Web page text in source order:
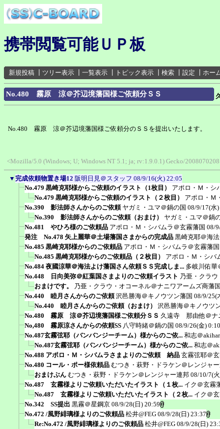
携帯閲覧可能ＵＰ板
新規投稿 ツリー表示 一覧表示 トピック表示 検索 設定 ホー
No.480 霧原 涼＠芥辺境藩国様ご依頼分ＳＳ
No.480 霧原 涼＠芥辺境藩国様ご依頼分のＳＳを提出いたします。
<Mozilla/5.0 (Windows; U; Windows NT 5.1; ja; rv:1.9.0.1) Gecko/
▼ 完成依頼物置き場12 阪明日見＠スタッフ 08/9/16(火) 22:05
No.479 黒崎克耶様からご依頼のイラスト（1枚目）
アポロ・Ｍ・シ
No.479 黒崎克耶様からご依頼のイラスト（２枚目）
アポロ・Ｍ
No.390 影法師さんからのご依頼 ヤガミ・ユマ＠鍋の国 08/9/17(水
No.390 影法師さんからのご依頼（おまけ）
ヤガミ・ユマ＠鍋
No.481 やひろ様のご依頼品 アポロ・Ｍ・シバムラ＠玄霧藩国 08/
発注 No.478 矢上麗華＠土場藩国さまからの完成品 黒崎克耶＠海
No.485 黒崎克耶様からのご依頼品 アポロ・Ｍ・シバムラ＠玄霧藩国
No.485 黒崎克耶様からのご依頼品（２枚目）
アポロ・Ｍ・シバ
No.484 夜國涼華＠海法よけ藩国さん依頼ＳＳ完成しま... 多岐川佑華
No.448 日向美弥＠紅葉国さまよりのご依頼イラスト 乃亜・クラ
おまけです。
乃亜・クラウ・オコーネル＠ナニワアームズ商藩
No.440 睦月さんからのご依頼 沢邑勝海＠キノウツン藩国 08/9/25(
No.440 睦月さんからのご依頼（おまけ）
沢邑勝海＠キノウツ
No.480 霧原 涼＠芥辺境藩国様ご依頼分ＳＳ 久遠寺 那由他＠ナ
No,480 霧原涼さんからの依頼SS 八守時緒＠鍋の国 08/9/26(金) 0:10
No.487玄霧弦耶（バンバンジーチーム）様からのご依... 和志＠
No.487玄霧弦耶（バンバンジーチーム）様からのご依... 和志＠
No.488 アポロ・Ｍ・シバムラさまよりのご依頼 納品 玄霧弦耶＠
No.480 コール・ポー様依頼品 むつき・萩野・ドラケン＠レンジャ
おまけぶん むつき・萩野・ドラケン＠レンジャー連邦 08/10/7(
No.487 玄霧様よりご依頼いただいたイラスト（１枚... イク＠玄霧
No.487 玄霧様よりご依頼いただいたイラスト（２枚... イク＠
No.342 SS提出 黒霧＠星鋼京 08/9/28(日) 20:59
No.472 /風野緋璃様よりのご依頼品 松井@FEG 08/9/28(日) 23:37
Re:No.472 /風野緋璃様よりのご依頼品 松井@FEG 08/9/28(日)